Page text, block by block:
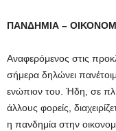
ΠΑΝΔΗΜΙΑ –
Αναφερόμενος στις
σήμερα δηλώνει
ενώπιον του. Ήδη, σε
άλλους φορείς,
η πανδημία στην